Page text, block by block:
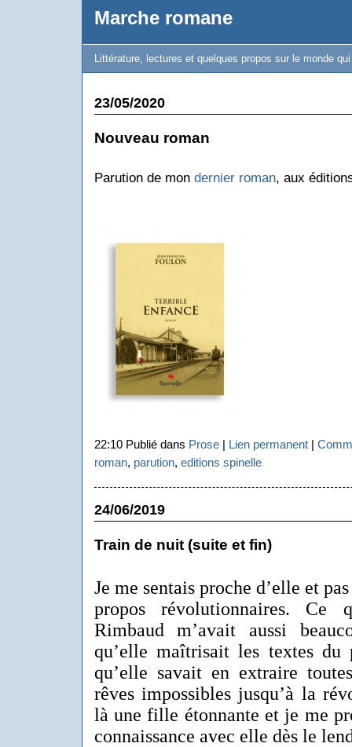
Marche romane
Littérature, lectures et quelques propos sur le monde
23/05/2020
Nouveau roman
Parution de mon dernier roman, aux
22:10 Publié dans Prose| Lien permanent|
roman, parution, editions spinelle
24/06/2019
Train de nuit (suite et fin)
Je me sentais proche d’elle et
propos révolutionnaires. Ce
Rimbaud m’avait aussi
qu’elle maîtrisait les textes
qu’elle savait en extraire
rêves impossibles jusqu’à la
là une fille étonnante et je me
connaissance avec elle dès le